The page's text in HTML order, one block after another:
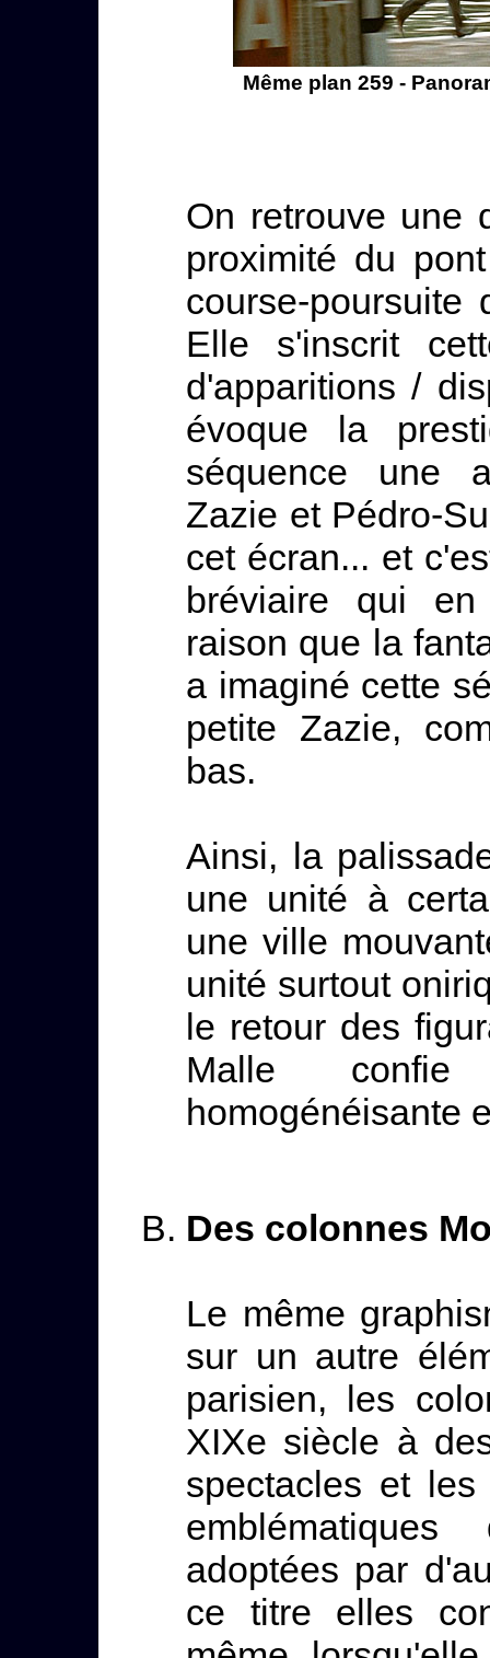
Même plan 259 -
On retrouve une
proximité du
course-poursuite
Elle s'inscrit
d'apparitions /
évoque la
séquence une
Zazie et Pédro-
cet écran... et
bréviaire qui
raison que la
a imaginé cette
petite Zazie,
bas.
Ainsi, la
une unité à
une ville
unité surtout
le retour des
Malle
homogénéisante
Des colonnes
Le même
sur un autre
parisien, les
XIXe siècle à
spectacles et
adoptées par
ce titre elles